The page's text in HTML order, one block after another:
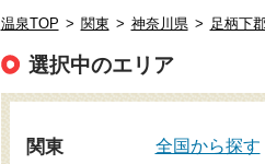
温泉TOP > 関東 > 神奈川県 > 足柄下
選択中のエリア
関東 全国から探す